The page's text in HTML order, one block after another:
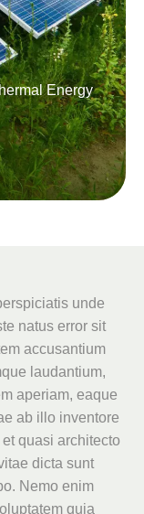
Energy
unde
natus error sit
accusantium
laudantium,
aperiam, eaque
ab illo inventore
quasi architecto
dicta sunt
Nemo enim
quia